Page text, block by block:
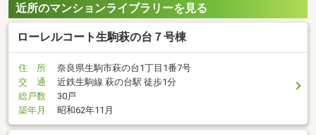
近所のマンションライブラリーを見る
ローレルコート生駒萩の台７号棟
住 所
奈良県生駒市萩の台1丁目1番7号
交 通
近鉄生駒線 萩の台駅 徒歩1分
総戸数
30戸
築年月
昭和62年11月